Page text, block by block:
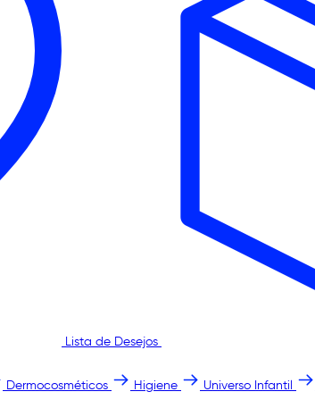
Lista de Desejos
Dermocosméticos Higiene Universo Infantil